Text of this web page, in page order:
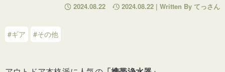
2024.08.22 2024.08.22 | Written By てっさん
#ギア #その他